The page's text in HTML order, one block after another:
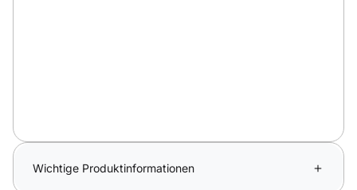
Wichtige Produktinformationen